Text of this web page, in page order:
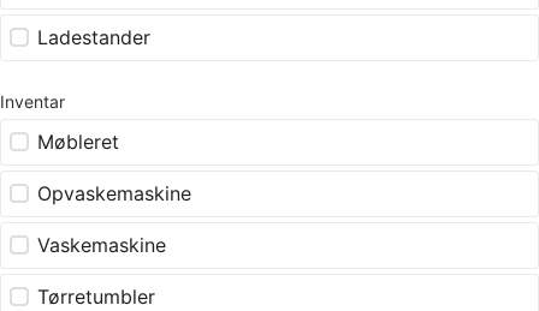
Ladestander
Inventar
Møbleret
Opvaskemaskine
Vaskemaskine
Tørretumbler